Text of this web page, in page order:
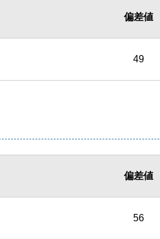
偏差値
49
偏差値
56